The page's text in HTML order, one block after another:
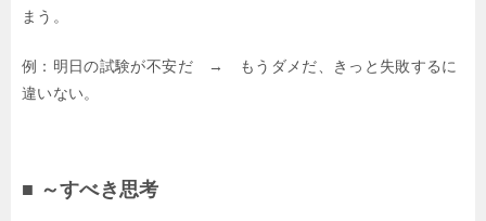
まう。
例：明日の試験が不安だ → もうダメだ、きっと失敗するに
違いない。
■ ～すべき思考